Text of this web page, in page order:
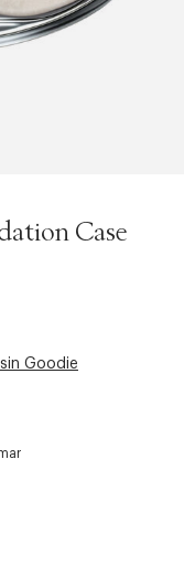
Case
Goodie